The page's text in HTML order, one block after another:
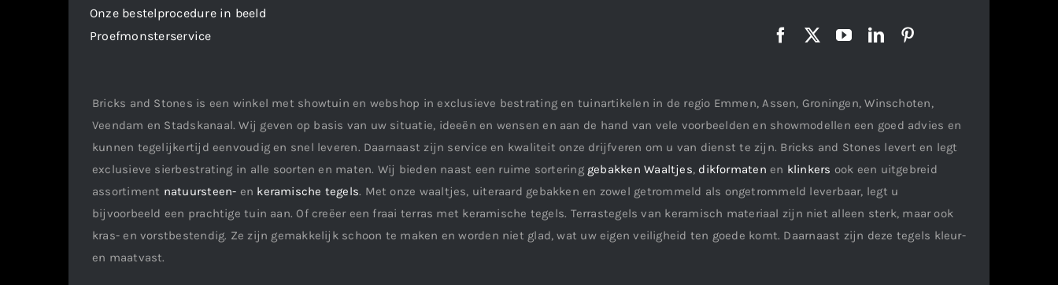
Onze bestelprocedure in beeld
Proefmonsterservice
Bricks and Stones is een winkel met showtuin en webshop in exclusieve bestrating en tuinartikelen in de regio Emmen, Assen, Groningen, Winschoten,
Veendam en Stadskanaal. Wij geven op basis van uw situatie, ideeën en wensen en aan de hand van vele voorbeelden en showmodellen een goed advies en
kunnen tegelijkertijd eenvoudig en snel leveren. Daarnaast zijn service en kwaliteit onze drijfveren om u van dienst te zijn. Bricks and Stones levert en legt
exclusieve sierbestrating in alle soorten en maten. Wij bieden naast een ruime sortering gebakken Waaltjes, dikformaten en klinkers ook een uitgebreid
assortiment natuursteen- en keramische tegels. Met onze waaltjes, uiteraard gebakken en zowel getrommeld als ongetrommeld leverbaar, legt u
bijvoorbeeld een prachtige tuin aan. Of creëer een fraai terras met keramische tegels. Terrastegels van keramisch materiaal zijn niet alleen sterk, maar ook
kras- en vorstbestendig. Ze zijn gemakkelijk schoon te maken en worden niet glad, wat uw eigen veiligheid ten goede komt. Daarnaast zijn deze tegels kleur-
en maatvast.